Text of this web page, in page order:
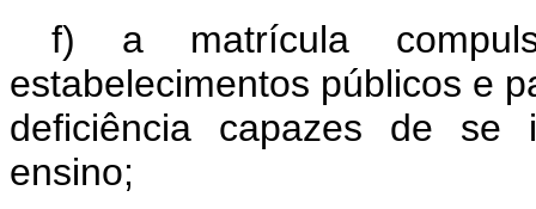
f) a matrícula
estabelecimentos públicos e
deficiência capazes de se
ensino;